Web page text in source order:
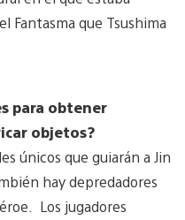
Fantasma que Tsushima
para obtener
objetos?
únicos que guiarán a Jin
hay depredadores
Los jugadores